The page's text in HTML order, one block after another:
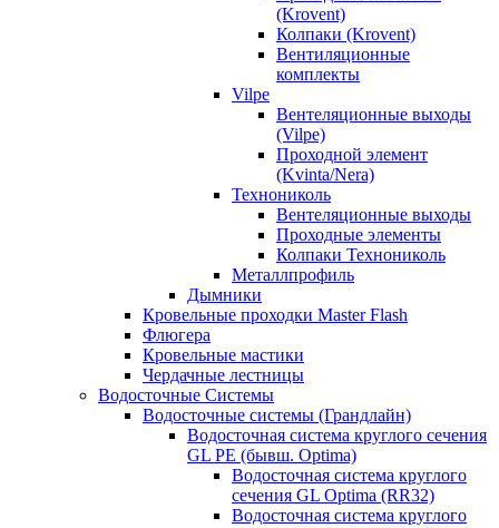
(Krovent)
Колпаки (Krovent)
Вентиляционные
комплекты
Vilpe
Вентеляционные выходы
(Vilpe)
Проходной элемент
(Kvinta/Nera)
Технониколь
Вентеляционные выходы
Проходные элементы
Колпаки Технониколь
Металлпрофиль
Дымники
Кровельные проходки Master Flash
Флюгера
Кровельные мастики
Чердачные лестницы
Водосточные Системы
Водосточные системы (Грандлайн)
Водосточная система круглого сечения
GL PE (бывш. Optima)
Водосточная система круглого
сечения GL Optima (RR32)
Водосточная система круглого